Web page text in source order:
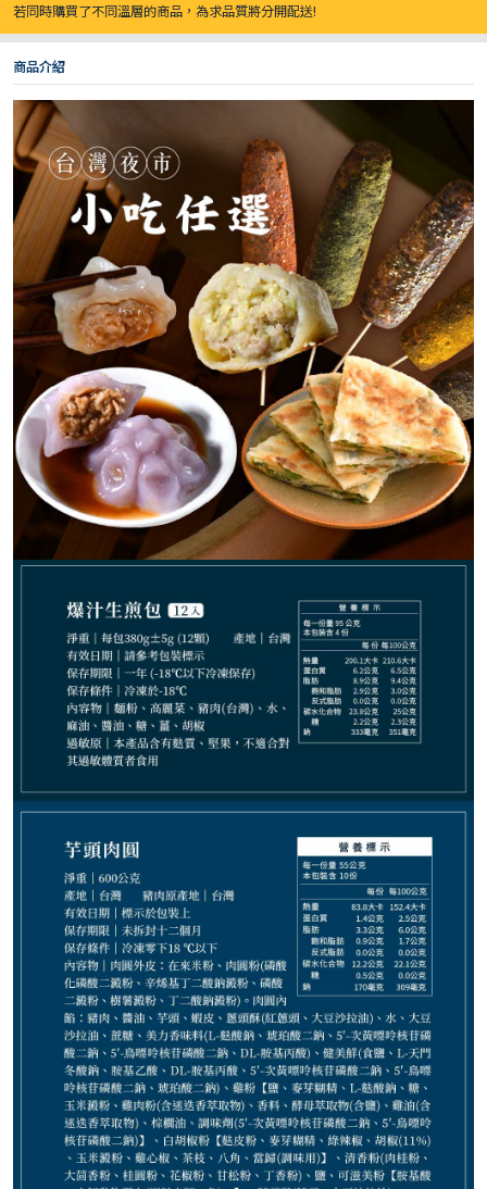
若同時購買了不同溫層的商品，為求品質將分開配送!
商品介紹